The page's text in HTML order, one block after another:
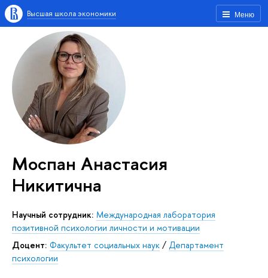
Меню
Высшая школа экономики
Моспан Анастасия
Никитична
Научный сотрудник: Международная лаборатория
позитивной психологии личности и мотивации
Доцент: Факультет социальных наук / Департамент
психологии